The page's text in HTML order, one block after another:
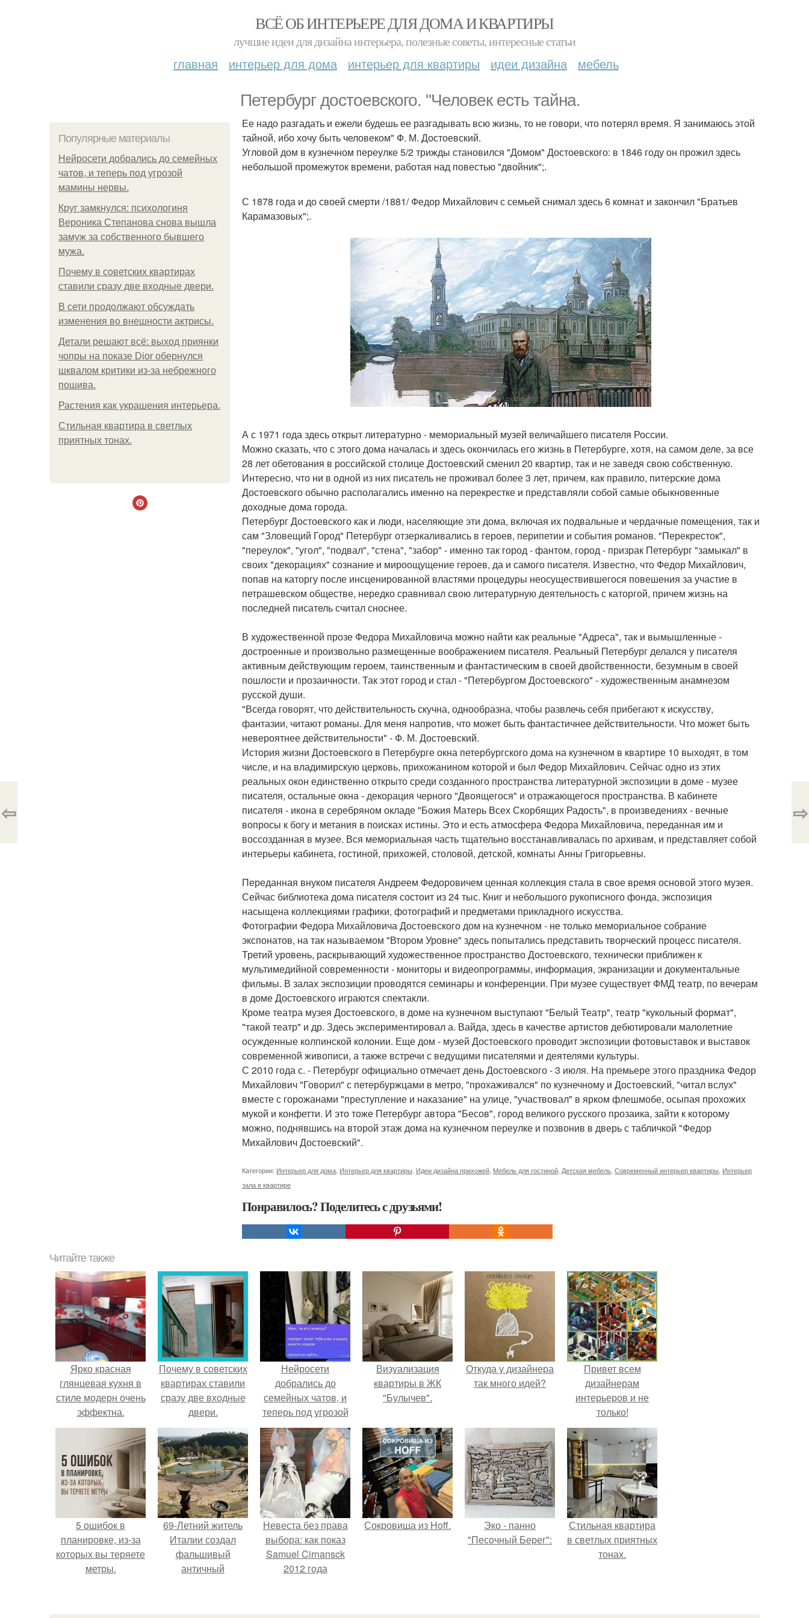
ВСЁ ОБ ИНТЕРЬЕРЕ ДЛЯ ДОМА И КВАРТИРЫ
лучшие идеи для дизайна интерьера, полезные советы, интересные статьи
главная интерьер для дома интерьер для квартиры идеи дизайна мебель
Петербург достоевского. "Человек есть тайна.
Популярные материалы
Нейросети добрались до семейных
чатов, и теперь под угрозой
мамины нервы.
Круг замкнулся: психологиня
Вероника Степанова снова вышла
замуж за собственного бывшего
мужа.
Почему в советских квартирах
ставили сразу две входные двери.
В сети продолжают обсуждать
изменения во внешности актрисы.
Детали решают всё: выход приянки
чопры на показе Dior обернулся
шквалом критики из-за небрежного
пошива.
Растения как украшения интерьера.
Стильная квартира в светлых
приятных тонах.
Ее надо разгадать и ежели будешь ее разгадывать всю жизнь, то не говори, что потерял время. Я занимаюсь этой
тайной, ибо хочу быть человеком" Ф. М. Достоевский.
Угловой дом в кузнечном переулке 5/2 трижды становился "Домом" Достоевского: в 1846 году он прожил здесь
небольшой промежуток времени, работая над повестью "двойник";.
С 1878 года и до своей смерти /1881/ Федор Михайлович с семьей снимал здесь 6 комнат и закончил "Братьев
Карамазовых";.
А с 1971 года здесь открыт литературно - мемориальный музей величайшего писателя России.
Можно сказать, что с этого дома началась и здесь окончилась его жизнь в Петербурге, хотя, на самом деле, за все
28 лет обетования в российской столице Достоевский сменил 20 квартир, так и не заведя свою собственную.
Интересно, что ни в одной из них писатель не проживал более 3 лет, причем, как правило, питерские дома
Достоевского обычно располагались именно на перекрестке и представляли собой самые обыкновенные
доходные дома города.
Петербург Достоевского как и люди, населяющие эти дома, включая их подвальные и чердачные помещения, так и
сам "Зловещий Город" Петербург отзеркаливались в героев, перипетии и события романов. "Перекресток",
"переулок", "угол", "подвал", "стена", "забор" - именно так город - фантом, город - призрак Петербург "замыкал" в
своих "декорациях" сознание и мироощущение героев, да и самого писателя. Известно, что Федор Михайлович,
попав на каторгу после инсценированной властями процедуры неосуществившегося повешения за участие в
петрашевском обществе, нередко сравнивал свою литературную деятельность с каторгой, причем жизнь на
последней писатель считал сноснее.
В художественной прозе Федора Михайловича можно найти как реальные "Адреса", так и вымышленные -
достроенные и произвольно размещенные воображением писателя. Реальный Петербург делался у писателя
активным действующим героем, таинственным и фантастическим в своей двойственности, безумным в своей
пошлости и прозаичности. Так этот город и стал - "Петербургом Достоевского" - художественным анамнезом
русской души.
"Всегда говорят, что действительность скучна, однообразна, чтобы развлечь себя прибегают к искусству,
фантазии, читают романы. Для меня напротив, что может быть фантастичнее действительности. Что может быть
невероятнее действительности" - Ф. М. Достоевский.
История жизни Достоевского в Петербурге окна петербургского дома на кузнечном в квартире 10 выходят, в том
числе, и на владимирскую церковь, прихожанином которой и был Федор Михайлович. Сейчас одно из этих
реальных окон единственно открыто среди созданного пространства литературной экспозиции в доме - музее
писателя, остальные окна - декорация черного "Двоящегося" и отражающегося пространства. В кабинете
писателя - икона в серебряном окладе "Божия Матерь Всех Скорбящих Радость", в произведениях - вечные
вопросы к богу и метания в поисках истины. Это и есть атмосфера Федора Михайловича, переданная им и
воссозданная в музее. Вся мемориальная часть тщательно восстанавливалась по архивам, и представляет собой
интерьеры кабинета, гостиной, прихожей, столовой, детской, комнаты Анны Григорьевны.
Переданная внуком писателя Андреем Федоровичем ценная коллекция стала в свое время основой этого музея.
Сейчас библиотека дома писателя состоит из 24 тыс. Книг и небольшого рукописного фонда, экспозиция
насыщена коллекциями графики, фотографий и предметами прикладного искусства.
Фотографии Федора Михайловича Достоевского дом на кузнечном - не только мемориальное собрание
экспонатов, на так называемом "Втором Уровне" здесь попытались представить творческий процесс писателя.
Третий уровень, раскрывающий художественное пространство Достоевского, технически приближен к
мультимедийной современности - мониторы и видеопрограммы, информация, экранизации и документальные
фильмы. В залах экспозиции проводятся семинары и конференции. При музее существует ФМД театр, по вечерам
в доме Достоевского играются спектакли.
Кроме театра музея Достоевского, в доме на кузнечном выступают "Белый Театр", театр "кукольный формат",
"такой театр" и др. Здесь экспериментировал а. Вайда, здесь в качестве артистов дебютировали малолетние
осужденные колпинской колонии. Еще дом - музей Достоевского проводит экспозиции фотовыставок и выставок
современной живописи, а также встречи с ведущими писателями и деятелями культуры.
С 2010 года с. - Петербург официально отмечает день Достоевского - 3 июля. На премьере этого праздника Федор
Михайлович "Говорил" с петербуржцами в метро, "прохаживался" по кузнечному и Достоевский, "читал вслух"
вместе с горожанами "преступление и наказание" на улице, "участвовал" в ярком флешмобе, осыпая прохожих
мукой и конфетти. И это тоже Петербург автора "Бесов", город великого русского прозаика, зайти к которому
можно, поднявшись на второй этаж дома на кузнечном переулке и позвонив в дверь с табличкой "Федор
Михайлович Достоевский".
Категории: Интерьер для дома Интерьер для квартиры Идеи дизайна прихожей Мебель для гостиной Детская мебель Современный интерьер квартиры Интерьер
зала в квартире
Понравилось? Поделитесь с друзьями!
⇦ ⇨
Читайте также
Ярко красная
глянцевая кухня в
стиле модерн очень
эффектна.
Почему в советских
квартирах ставили
сразу две входные
двери.
Нейросети
добрались до
семейных чатов, и
теперь под угрозой
мамины нервы.
Визуализация
квартиры в ЖК
"Булычев".
Откуда у дизайнера
так много идей?
Привет всем
дизайнерам
интерьеров и не
только!
5 ошибок в
планировке, из-за
которых вы теряете
метры.
69-Летний житель
Италии создал
фальшивый
античный
успешно выдавал
Невеста без права
выбора: как показ
Samuel Cirnansck
2012 года
принуждения.
Сокровища из Hoff.
Эко - панно
"Песочный Берег":
Стильная квартира
в светлых приятных
тонах.